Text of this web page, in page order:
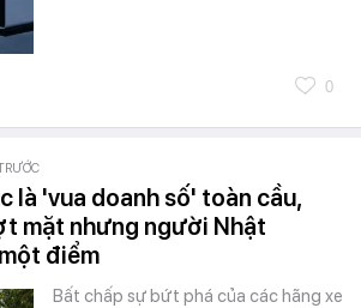
0
là 'vua doanh số' toàn cầu,
mặt nhưng người Nhật
điểm
Bất chấp sự bứt phá của các hãng xe